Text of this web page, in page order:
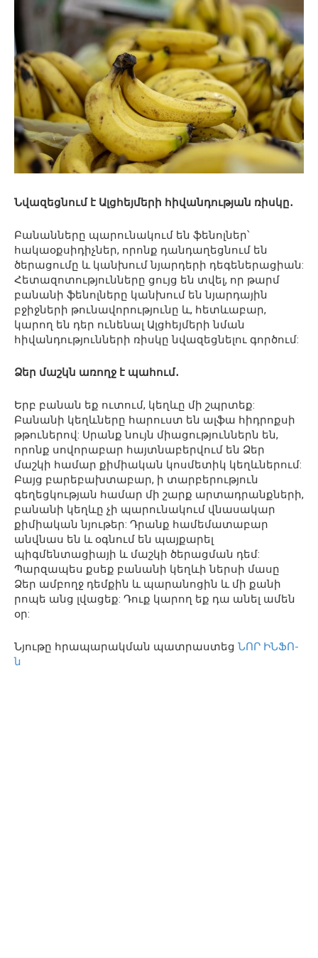
Նվազեցնում է Ալցհեյմերի հիվանդության ռիսկը․
Բանանները պարունակում են ֆենոլներ՝
հակաօքսիդիչներ, որոնք դանդաղեցնում են
ծերացումը և կանխում նյարդերի դեգեներացիան:
Հետազոտությունները ցույց են տվել, որ թարմ
բանանի ֆենոլները կանխում են նյարդային
բջիջների թունավորությունը և, հետևաբար,
կարող են դեր ունենալ Ալցհեյմերի նման
հիվանդությունների ռիսկը նվազեցնելու գործում:
Ձեր մաշկն առողջ է պահում․
Երբ բանան եք ուտում, կեղևը մի շպրտեք:
Բանանի կեղևները հարուստ են ալֆա հիդրոքսի
թթուներով: Սրանք նույն միացություններն են,
որոնք սովորաբար հայտնաբերվում են Ձեր
մաշկի համար քիմիական կոսմետիկ կեղևներում:
Բայց բարեբախտաբար, ի տարբերություն
գեղեցկության համար մի շարք արտադրանքների,
բանանի կեղևը չի պարունակում վնասակար
քիմիական նյութեր: Դրանք համեմատաբար
անվնաս են և օգնում են պայքարել
պիգմենտացիայի և մաշկի ծերացման դեմ:
Պարզապես քսեք բանանի կեղևի ներսի մասը
Ձեր ամբողջ դեմքին և պարանոցին և մի քանի
րոպե անց լվացեք: Դուք կարող եք դա անել ամեն
օր:
Նյութը հրապարակման պատրաստեց ՆՈՐ ԻՆՖՈ-
ն